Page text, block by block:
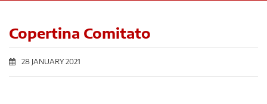
Copertina Comitato
28 JANUARY 2021